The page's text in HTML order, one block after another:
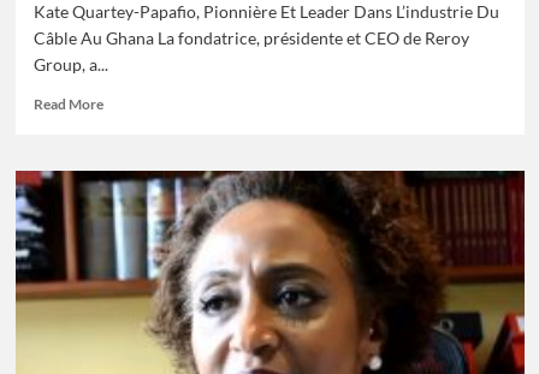
Kate Quartey-Papafio, Pionnière Et Leader Dans L’industrie Du
Câble Au Ghana La fondatrice, présidente et CEO de Reroy
Group, a...
Read MoreRead
Kate
Quartey-
Papafio,
Pionnière
Leader
Dans
L’industrie